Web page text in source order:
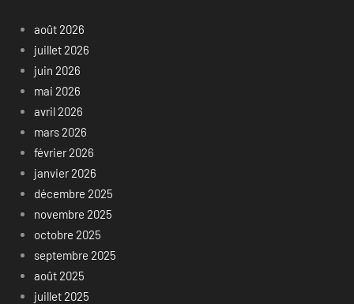
août 2026
juillet 2026
juin 2026
mai 2026
avril 2026
mars 2026
février 2026
janvier 2026
décembre 2025
novembre 2025
octobre 2025
septembre 2025
août 2025
juillet 2025